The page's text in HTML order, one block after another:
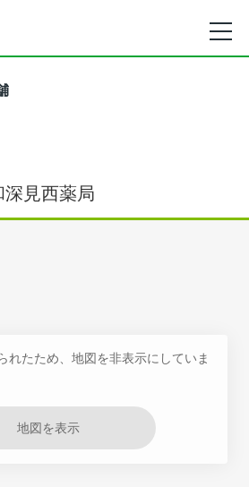
見西薬局
れたため、地図を非表示にしていま
地図を表示